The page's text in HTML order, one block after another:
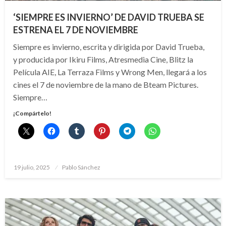
‘SIEMPRE ES INVIERNO’ DE DAVID TRUEBA SE
ESTRENA EL 7 DE NOVIEMBRE
Siempre es invierno, escrita y dirigida por David Trueba,
y producida por Ikiru Films, Atresmedia Cine, Blitz la
Película AIE, La Terraza Films y Wrong Men, llegará a los
cines el 7 de noviembre de la mano de Bteam Pictures.
Siempre…
¡Compártelo!
Publicado
19 julio, 2025 Pablo Sánchez